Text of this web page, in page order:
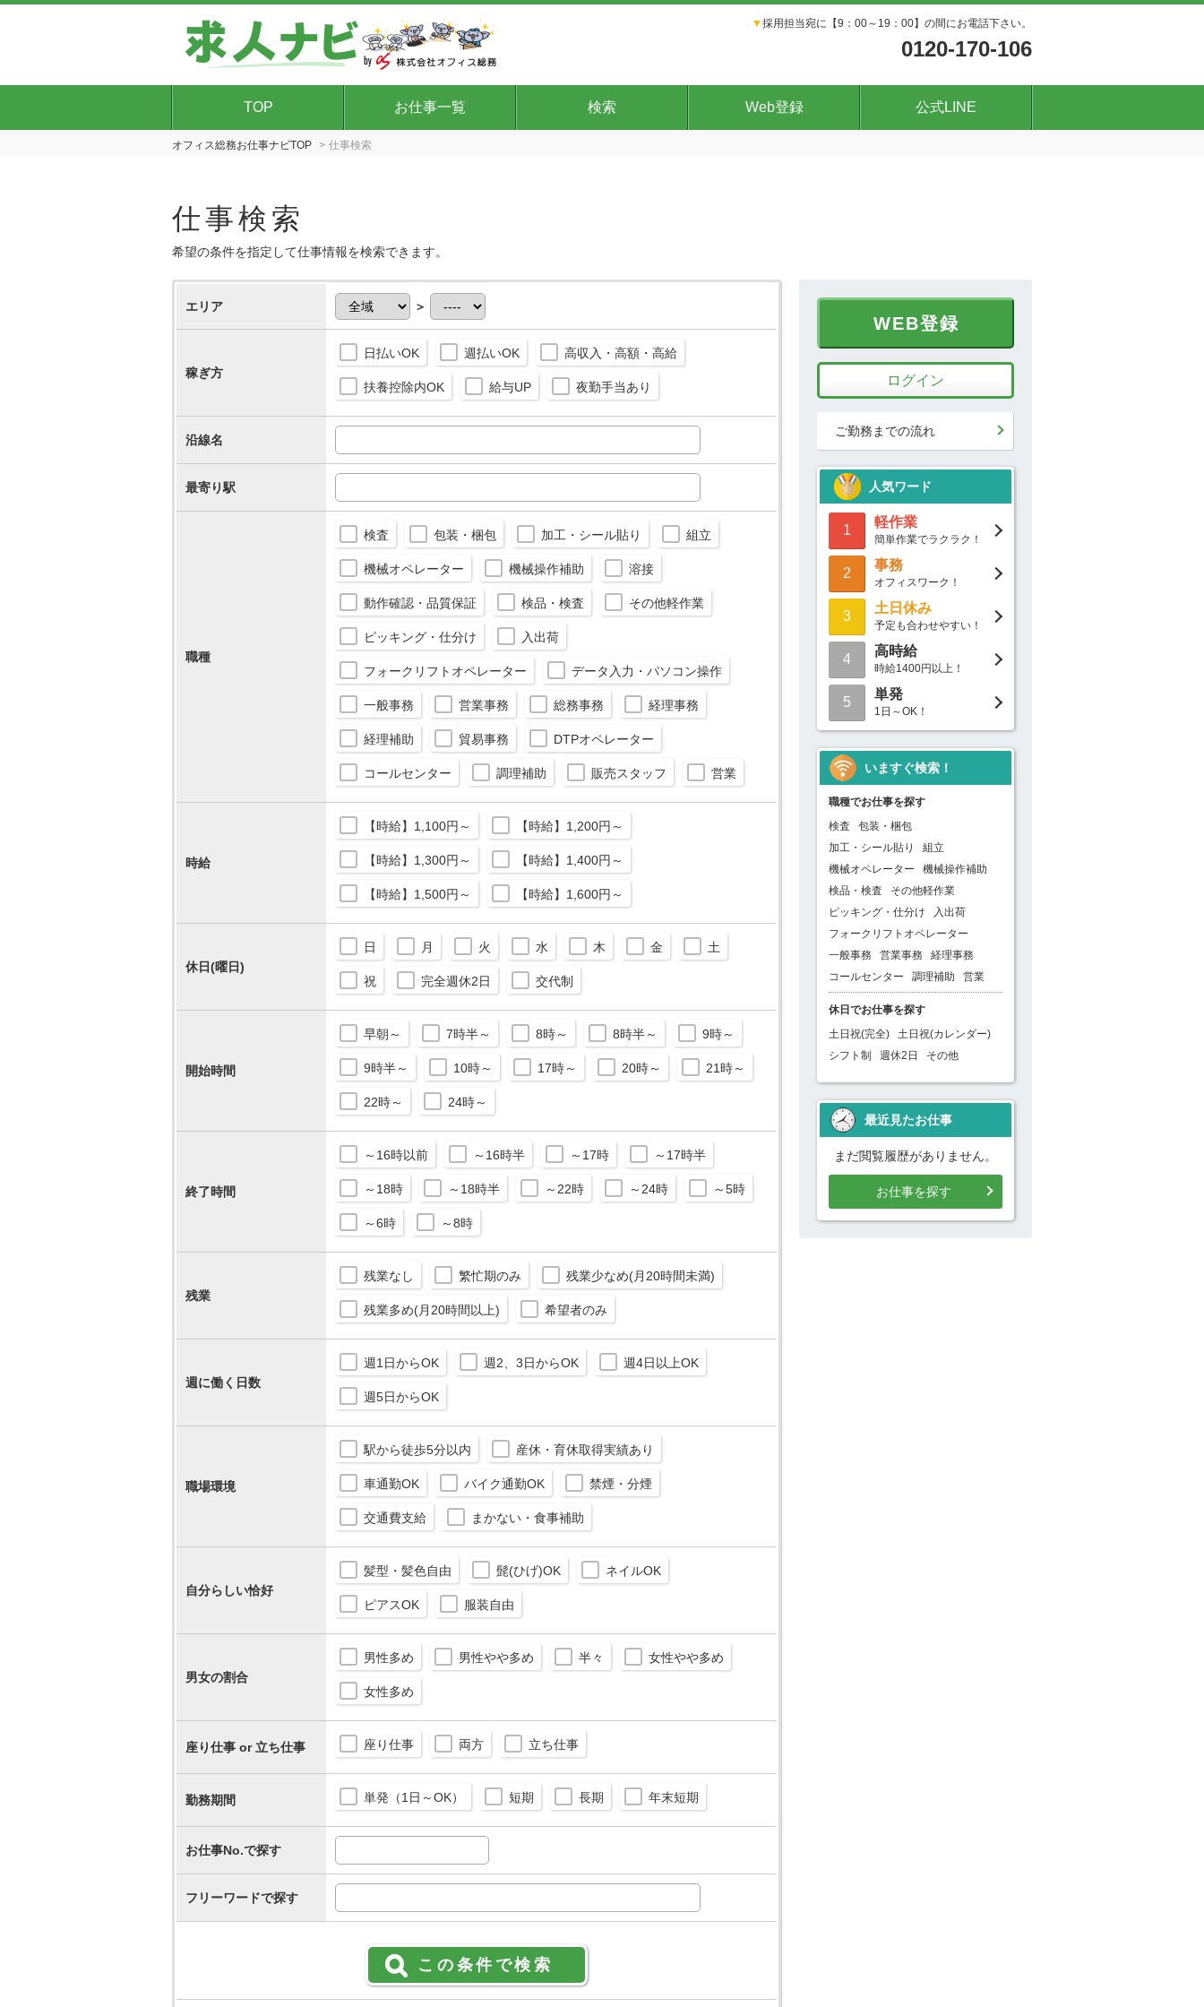
▼採用担当宛に【9：00～19：00】の間にお電話下さい。
0120-170-106
TOP お仕事一覧 検索 Web登録 公式LINE
オフィス総務お仕事ナビTOP 仕事検索
仕事検索
希望の条件を指定して仕事情報を検索できます。
エリア ＞
稼ぎ方
日払いOK 週払いOK 高収入・高額・高給
扶養控除内OK 給与UP 夜勤手当あり
沿線名
最寄り駅
職種
検査 包装・梱包 加工・シール貼り 組立
機械オペレーター 機械操作補助 溶接
動作確認・品質保証 検品・検査 その他軽作業
ピッキング・仕分け 入出荷
フォークリフトオペレーター データ入力・パソコン操作
一般事務 営業事務 総務事務 経理事務
経理補助 貿易事務 DTPオペレーター
コールセンター 調理補助 販売スタッフ 営業
時給
【時給】1,100円～ 【時給】1,200円～
【時給】1,300円～ 【時給】1,400円～
【時給】1,500円～ 【時給】1,600円～
休日(曜日)
日 月 火 水 木 金 土
祝 完全週休2日 交代制
開始時間
早朝～ 7時半～ 8時～ 8時半～ 9時～
9時半～ 10時～ 17時～ 20時～ 21時～
22時～ 24時～
終了時間
～16時以前 ～16時半 ～17時 ～17時半
～18時 ～18時半 ～22時 ～24時 ～5時
～6時 ～8時
残業
残業なし 繁忙期のみ 残業少なめ(月20時間未満)
残業多め(月20時間以上) 希望者のみ
週に働く日数
週1日からOK 週2、3日からOK 週4日以上OK
週5日からOK
職場環境
駅から徒歩5分以内 産休・育休取得実績あり
車通勤OK バイク通勤OK 禁煙・分煙
交通費支給 まかない・食事補助
自分らしい恰好
髪型・髪色自由 髭(ひげ)OK ネイルOK
ピアスOK 服装自由
男女の割合
男性多め 男性やや多め 半々 女性やや多め
女性多め
座り仕事 or 立ち仕事 座り仕事 両方 立ち仕事
勤務期間 単発（1日～OK） 短期 長期 年末短期
お仕事No.で探す
フリーワードで探す
WEB登録
ログイン
ご勤務までの流れ
人気ワード
1
軽作業
簡単作業でラクラク！
2
事務
オフィスワーク！
3
土日休み
予定も合わせやすい！
4
高時給
時給1400円以上！
5
単発
1日～OK！
いますぐ検索！
職種でお仕事を探す
検査
包装・梱包
加工・シール貼り
組立
機械オペレーター
機械操作補助
検品・検査
その他軽作業
ピッキング・仕分け
入出荷
フォークリフトオペレーター
一般事務
営業事務
経理事務
コールセンター
調理補助 営業
休日でお仕事を探す
土日祝(完全)
土日祝(カレンダー)
シフト制
週休2日 その他
最近見たお仕事
まだ閲覧履歴がありません。
お仕事を探す